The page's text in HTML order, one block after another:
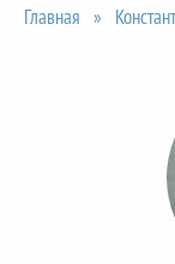
Главная »